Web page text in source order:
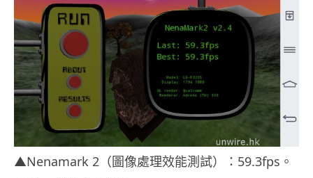
▲Nenamark 2（圖像處理效能測試）：59.3fps。